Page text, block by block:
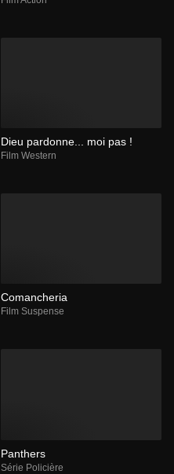
Dieu pardonne... moi pas !
Film Western
Comancheria
Film Suspense
Panthers
Série Policière